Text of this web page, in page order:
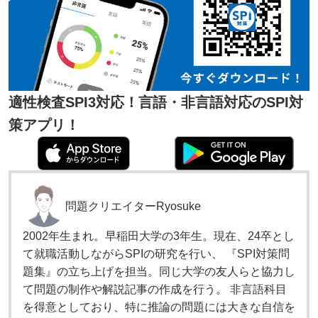
適性検査SPI3対応！言語・非言語対応のSPI対
策アプリ！
問題クリエイターRyosuke
2002年生まれ。早稲田大学の3年生。現在、24卒とし
て就職活動しながらSPIの研究を行い、 『SPI対策問
題集』の立ち上げを担当。同じ大学の友人らと協力し
て問題の制作や解説記事の作成を行う。 非言語科目
を得意としており、特に推論の問題には大きな自信を